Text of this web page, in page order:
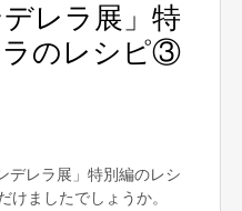
デレラ展」特
のレシピ③
デレラ展」特別編のレシ
ましたでしょうか。